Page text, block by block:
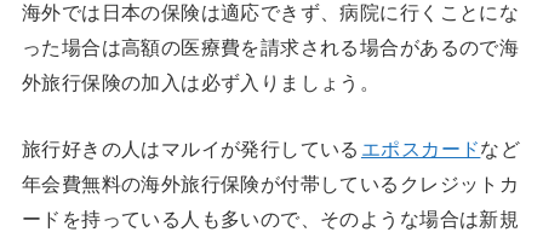
海外では日本の保険は適応できず、病院に行くことにな
った場合は高額の医療費を請求される場合があるので海
外旅行保険の加入は必ず入りましょう。
旅行好きの人はマルイが発行している エポスカードなど
年会費無料の海外旅行保険が付帯しているクレジットカ
ードを持っている人も多いので、そのような場合は新規